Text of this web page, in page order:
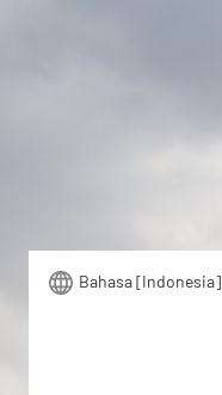
Bahasa [Indonesia]